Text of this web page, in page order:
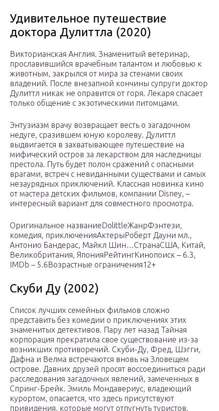
Удивительное путешествие
доктора Дулиттла (2020)
Викторианская Англия. Знаменитый ветеринар,
прославившийся врачебным талантом и любовью к
животным, закрылся от мира за стенами своих
владений. После внезапной кончины супруги доктор
Дулиттл никак не оправится от горя. Лекаря спасает
только общение с экзотическими питомцами.
Энтузиазм врачу возвращает весть о загадочном
недуге, сразившем юную королеву. Дулиттл
выдвигается в захватывающее путешествие на
мифический остров за лекарством для наследницы
престола. Путь будет полон сражений с опасными
врагами, встреч с невиданными существами и самых
незаурядных приключений. Классная новинка кино
от мастера детских фильмов, компании Disney, –
интересный вариант для совместного просмотра.
Оригинальное названиеDolittleЖанрФэнтези,
комедия, приключенияАктерыРоберт Дауни мл.,
Антонио Бандерас, Майкл Шин…СтранаСША, Китай,
Великобритания, ЯпонияРейтингКинопоиск – 6.3,
IMDb – 5.6Возрастные ограничения12+
Скуби Ду (2002)
Список лучших семейных фильмов сложно
представить без комедии о приключениях этих
знаменитых детективов. Пару лет назад Тайная
корпорация прекратила свое существование из-за
возникших противоречий. Скуби-Ду, Фред, Шэгги,
Дафна и Велма встречаются вновь на Зловещем
острове. Давних друзей просят воссоединиться ради
расследования загадочных явлений, замеченных в
Спринг-Брейк. Эмиль Мондавериус, владеющий
курортом, опасается, что здесь присутствуют
привидения, которые могут отпугнуть туристов.